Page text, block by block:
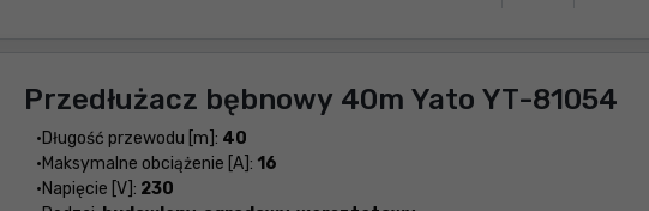
Przedłużacz bębnowy 40m Yato YT-81054
Długość przewodu [m]: 40
Maksymalne obciążenie [A]: 16
Napięcie [V]: 230